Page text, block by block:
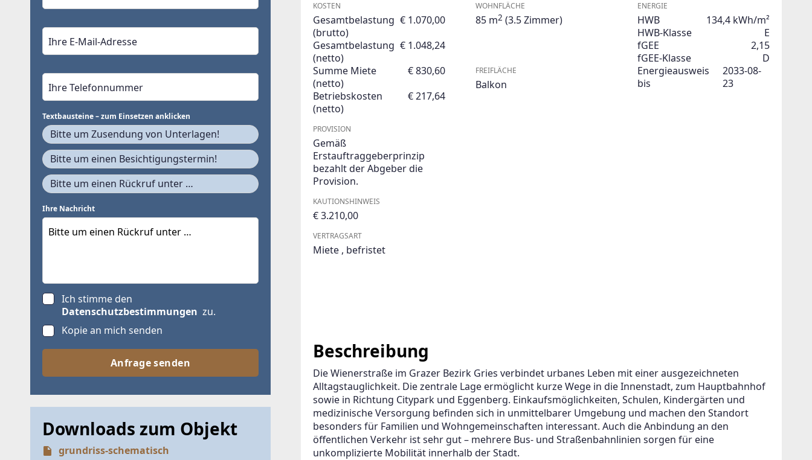
KOSTEN
Gesamtbelastung
(brutto)
€ 1.070,00
Gesamtbelastung
(netto)
€ 1.048,24
Summe Miete
(netto)
€ 830,60
Betriebskosten
(netto)
€ 217,64
PROVISION
Gemäß
Erstauftraggeberprinzip
bezahlt der Abgeber die
Provision.
KAUTIONSHINWEIS
€ 3.210,00
VERTRAGSART
Miete , befristet
WOHNFLÄCHE
85 m2 (3.5 Zimmer)
FREIFLÄCHE
Balkon
ENERGIE
HWB
134,4 kWh/m²
HWB-Klasse
E
fGEE
2,15
fGEE-Klasse
D
Energieausweis
bis
2033-08-
23
Beschreibung
Die Wienerstraße im Grazer Bezirk Gries verbindet urbanes Leben mit einer ausgezeichneten
Alltagstauglichkeit. Die zentrale Lage ermöglicht kurze Wege in die Innenstadt, zum Hauptbahnhof
sowie in Richtung Citypark und Eggenberg. Einkaufsmöglichkeiten, Schulen, Kindergärten und
medizinische Versorgung befinden sich in unmittelbarer Umgebung und machen den Standort
besonders für Familien und Wohngemeinschaften interessant. Auch die Anbindung an den
öffentlichen Verkehr ist sehr gut – mehrere Bus- und Straßenbahnlinien sorgen für eine
unkomplizierte Mobilität innerhalb der Stadt.
Textbausteine – zum Einsetzen anklicken
Bitte um Zusendung von Unterlagen!
Bitte um einen Besichtigungstermin!
Bitte um einen Rückruf unter …
Ihre Nachricht
Ich stimme den
Datenschutzbestimmungen zu.
Kopie an mich senden
Anfrage senden
Downloads zum Objekt
grundriss-schematisch